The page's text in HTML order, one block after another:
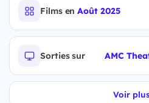
Films enAoût 2025
Sorties sur AMC
Voir